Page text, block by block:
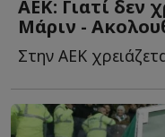
ΑΕΚ: Γιατί δεν
Μάριν -